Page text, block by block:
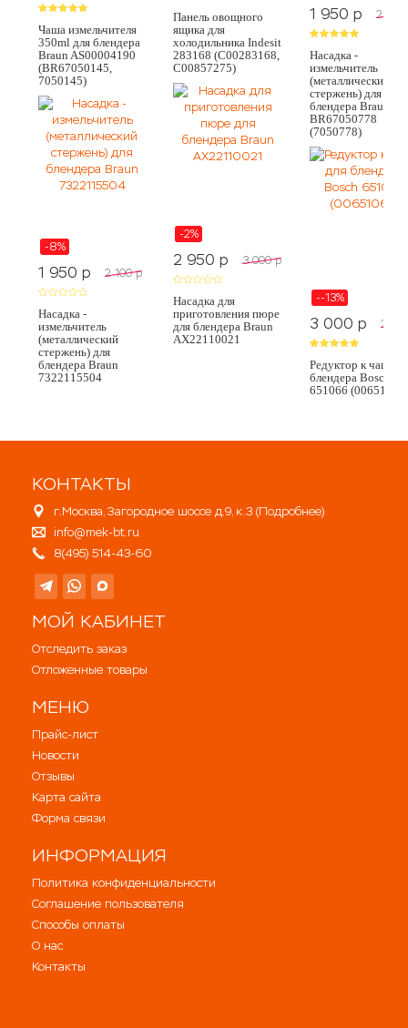
Чаша измельчителя
350ml для блендера
Braun AS00004190
(BR67050145,
7050145)
-8%
1 950 p 2 100 p
Насадка -
измельчитель
(металлический
стержень) для
блендера Braun
7322115504
Панель овощного
ящика для
холодильника Indesit
283168 (C00283168,
C00857275)
-2%
2 950 p 3 000 p
Насадка для
приготовления пюре
для блендера Braun
AX22110021
1 950 p 2 500
Насадка -
измельчитель
(металлический
стержень) для
блендера Braun
BR67050778
(7050778)
--13%
3 000 p 2
Редуктор к чаше
блендера Bosch
651066 (00651066)
КОНТАКТЫ
г.Москва, Загородное шоссе д.9, к.3 (Подробнее)
info@mek-bt.ru
8(495) 514-43-60
МОЙ КАБИНЕТ
Отследить заказ
Отложенные товары
МЕНЮ
Прайс-лист
Новости
Отзывы
Карта сайта
Форма связи
ИНФОРМАЦИЯ
Политика конфиденциальности
Соглашение пользователя
Способы оплаты
О нас
Контакты